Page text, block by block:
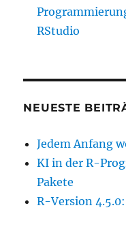
RStudio
NEUESTE
Jedem Anfang
KI in der R-
Pakete
R-Version